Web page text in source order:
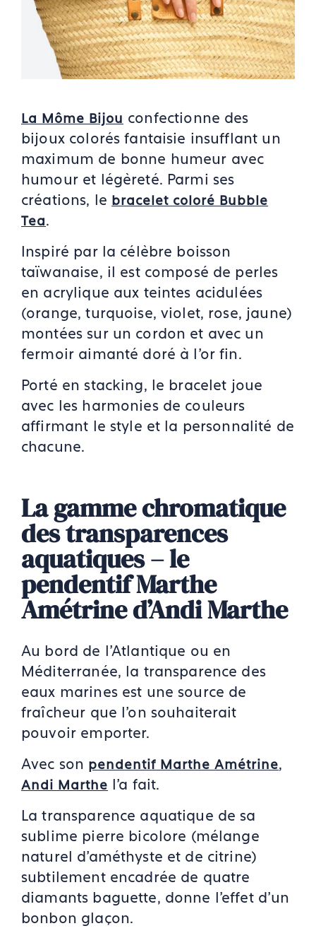
La Môme Bijou confectionne des
bijoux colorés fantaisie insufflant un
maximum de bonne humeur avec
humour et légèreté. Parmi ses
créations, le bracelet coloré Bubble
Tea.
Inspiré par la célèbre boisson
taïwanaise, il est composé de perles
en acrylique aux teintes acidulées
(orange, turquoise, violet, rose, jaune)
montées sur un cordon et avec un
fermoir aimanté doré à l'or fin.
Porté en stacking, le bracelet joue
avec les harmonies de couleurs
affirmant le style et la personnalité de
chacune.
La gamme chromatique
des transparences
aquatiques – le
pendentif Marthe
Amétrine d’Andi Marthe
Au bord de l’Atlantique ou en
Méditerranée, la transparence des
eaux marines est une source de
fraîcheur que l’on souhaiterait
pouvoir emporter.
Avec son pendentif Marthe Amétrine,
Andi Marthe l’a fait.
La transparence aquatique de sa
sublime pierre bicolore (mélange
naturel d’améthyste et de citrine)
subtilement encadrée de quatre
diamants baguette, donne l’effet d’un
bonbon glaçon.